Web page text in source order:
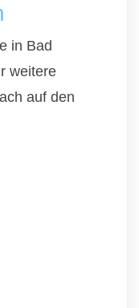
in Bad
weitere
auf den